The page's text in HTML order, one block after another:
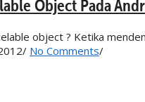
Object Pada
object ? Ketika
/ No Comments/